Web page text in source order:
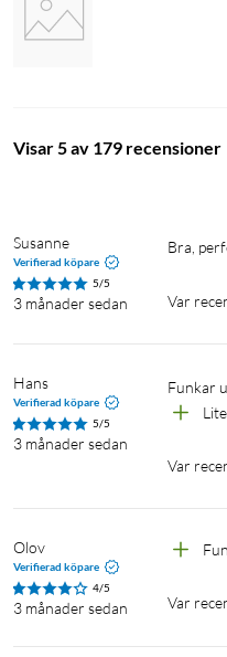
Visar 5 av 179 recensioner
Susanne
Verifierad köpare
5/5
3 månader sedan
Bra,
Var
Hans
Verifierad köpare
5/5
3 månader sedan
Funkar
Var
Olov
Verifierad köpare
4/5
3 månader sedan Var